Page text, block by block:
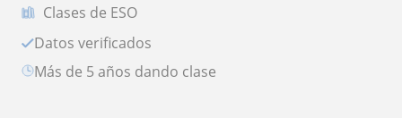
Clases de ESO
Datos verificados
más de 5 años dando clase